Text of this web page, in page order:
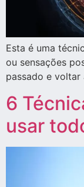
Esta é uma
ou sensações
passado e voltar
6
usar